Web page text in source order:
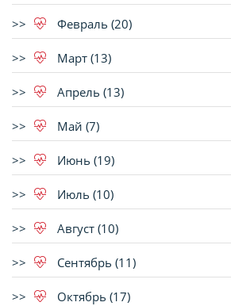
Февраль (20)
Март (13)
Апрель (13)
Май (7)
Июнь (19)
Июль (10)
Август (10)
Сентябрь (11)
Октябрь (17)